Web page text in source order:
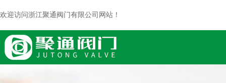
欢迎访问浙江聚通阀门有限公司网站！